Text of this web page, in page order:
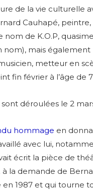
de la vie culturelle
Cauhapé,
nom de K.O.P,
nom), mais également
metteur en
fin février à l’âge de
déroulées le 2
hommage en
avec lui,
écrit la pièce de
à la demande de
1987 et qui tourne